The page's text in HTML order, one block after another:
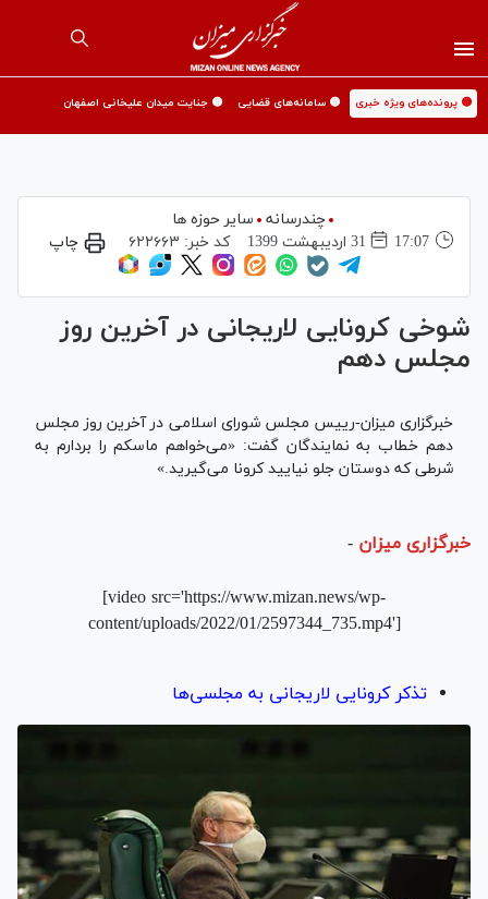
🟡 پرونده‌های ویژه خبری 🟡 سامانه‌های قضایی 🟡 جنایت میدان علیخانی اصفهان
چندرسانه
سایر حوزه ها
17:07
31 ارديبهشت 1399 کد خبر: ۶۲۲۶۶۳ چاپ
شوخی کرونایی لاریجانی در آخرین روز
مجلس دهم
خبرگزاری میزان-رییس مجلس شورای اسلامی در آخرین روز مجلس
دهم خطاب به نمایندگان گفت: «می‌خواهم ماسکم را بردارم به
شرطی که دوستان جلو نیایید کرونا می‌گیرید.»
خبرگزاری میزان -
[video src='https://www.mizan.news/wp-
content/uploads/2022/01/2597344_735.mp4']
تذکر کرونایی لاریجانی به مجلسی‌ها